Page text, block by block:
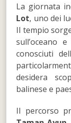
La giornata
Lot, uno dei
Il tempio
sull’oceano
conosciuti
desidera
balinese e
Il percorso